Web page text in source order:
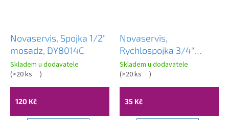
Novaservis, Spojka 1/2"
mosadz, DY8014C
Skladem u dodavatele
(>20 ks )
120 Kč
Novaservis,
Rychlospojka 3/4"
plast, DY8029
Skladem u dodavatele
(>20 ks )
35 Kč